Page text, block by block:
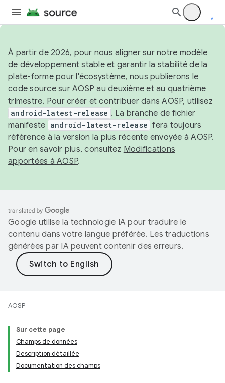
À partir de 2026, pour nous aligner sur notre modèle
de développement stable et garantir la stabilité de la
plate-forme pour l'écosystème, nous publierons le
code source sur AOSP au deuxième et au quatrième
trimestre. Pour créer et contribuer dans AOSP, utilisez
android-latest-release . La branche de fichier
manifeste android-latest-release fera toujours
référence à la version la plus récente envoyée à AOSP.
Pour en savoir plus, consultez Modifications
apportées à AOSP.
Google utilise la technologie IA pour traduire le
contenu dans votre langue préférée. Les traductions
générées par IA peuvent contenir des erreurs.
AOSP
Sur cette page
Champs de données
Description détaillée
Documentation des champs